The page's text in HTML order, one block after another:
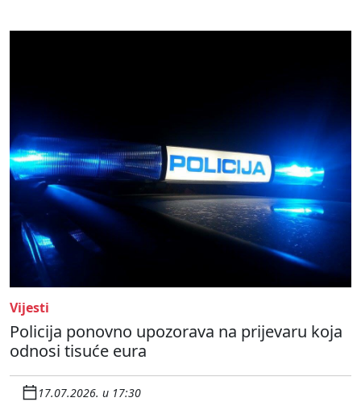
Vijesti
Policija ponovno upozorava na prijevaru koja
odnosi tisuće eura
17.07.2026. u 17:30